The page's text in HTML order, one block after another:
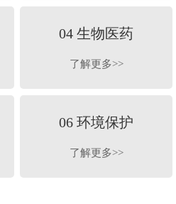
04 生物医药
了解更多>>
06 环境保护
了解更多>>